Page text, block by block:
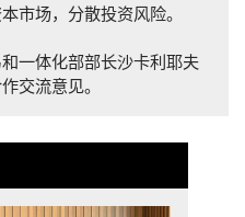
市场，分散投资风险。
一体化部部长沙卡利耶夫
交流意见。